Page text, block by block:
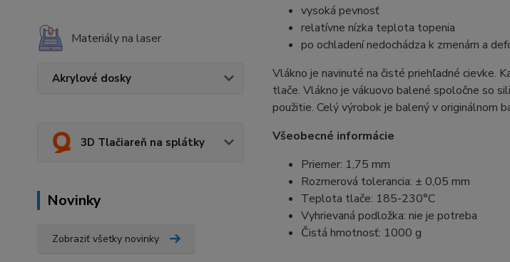
Materiály na laser
Akrylové dosky
3D Tlačiareň na splátky
Novinky
Zobraziť všetky novinky
vysoká pevnosť
relatívne nízka teplota topenia
po ochladení nedochádza k zmenám a
Vlákno je navinuté na čisté priehľadné cievke.
tlače. Vlákno je vákuovo balené spoločne so
použitie. Celý výrobok je balený v originálnom
Všeobecné informácie
Priemer: 1,75 mm
Rozmerová tolerancia: ± 0,05 mm
Teplota tlače: 185-230°C
Vyhrievaná podložka: nie je potreba
Čistá hmotnosť: 1000 g